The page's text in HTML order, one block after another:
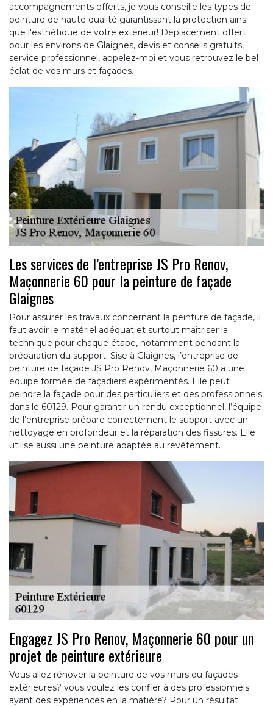
accompagnements offerts, je vous conseille les types de
peinture de haute qualité garantissant la protection ainsi
que l'esthétique de votre extérieur! Déplacement offert
pour les environs de Glaignes, devis et conseils gratuits,
service professionnel, appelez-moi et vous retrouvez le bel
éclat de vos murs et façades.
Les services de l’entreprise JS Pro Renov,
Maçonnerie 60 pour la peinture de façade
Glaignes
Pour assurer les travaux concernant la peinture de façade, il
faut avoir le matériel adéquat et surtout maitriser la
technique pour chaque étape, notamment pendant la
préparation du support. Sise à Glaignes, l’entreprise de
peinture de façade JS Pro Renov, Maçonnerie 60 a une
équipe formée de façadiers expérimentés. Elle peut
peindre la façade pour des particuliers et des professionnels
dans le 60129. Pour garantir un rendu exceptionnel, l’équipe
de l’entreprise prépare correctement le support avec un
nettoyage en profondeur et la réparation des fissures. Elle
utilise aussi une peinture adaptée au revêtement.
Engagez JS Pro Renov, Maçonnerie 60 pour un
projet de peinture extérieure
Vous allez rénover la peinture de vos murs ou façades
extérieures? vous voulez les confier à des professionnels
ayant des expériences en la matière? Pour un résultat